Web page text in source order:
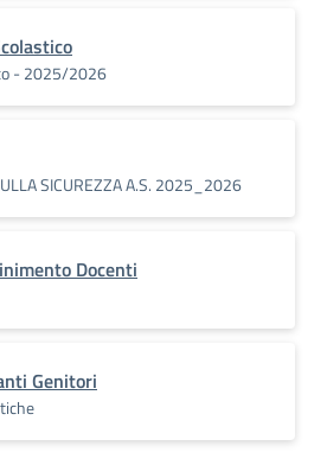
- 2025/2026
SICUREZZA A.S. 2025_2026
Docenti
Genitori